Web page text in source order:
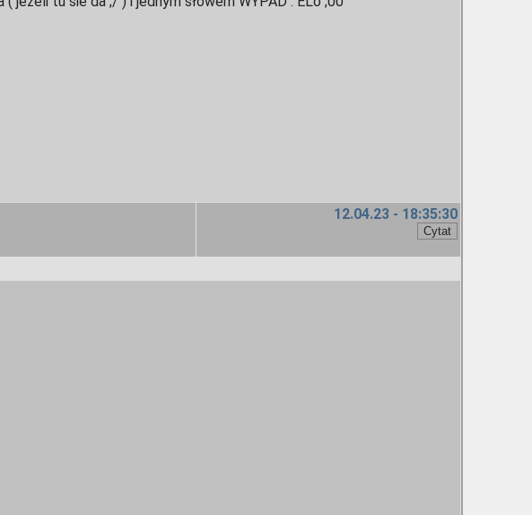
12.04.23 - 18:35:30